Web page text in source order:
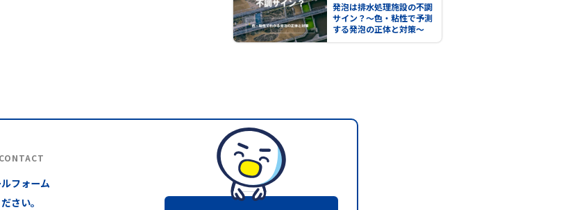
発泡は排水処理施設の不調
サイン？～色・粘性で予測
する発泡の正体と対策～
CONTACT
フォーム
さい。